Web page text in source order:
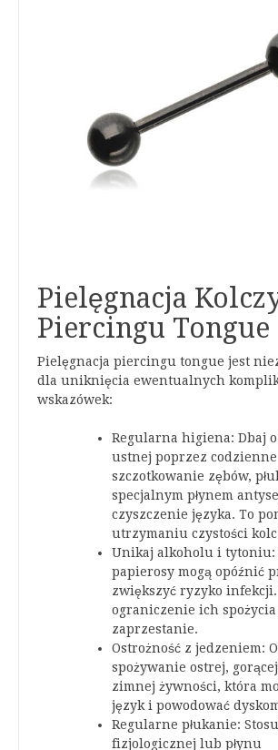
Pielęgnacja
Piercingu Tongue
Pielęgnacja piercingu tongue jest
dla uniknięcia ewentualnych
wskazówek:
Regularna higiena: Dbaj
ustnej poprzez codzienne
szczotkowanie zębów,
specjalnym płynem
czyszczenie języka. To
utrzymaniu czystości
Unikaj alkoholu i tytoniu:
papierosy mogą opóźnić
zwiększyć ryzyko infekcji.
ograniczenie ich spożycia
zaprzestanie.
Ostrożność z jedzeniem:
spożywanie ostrej,
zimnej żywności, która
język i powodować
Regularne płukanie:
fizjologicznej lub płynu